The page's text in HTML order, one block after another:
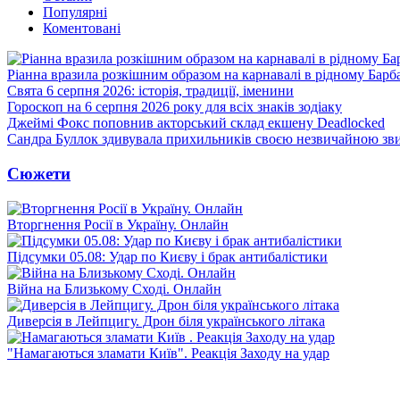
Популярні
Коментовані
Ріанна вразила розкішним образом на карнавалі в рідному
Свята 6 серпня 2026: історія, традиції, іменини
Гороскоп на 6 серпня 2026 року для всіх знаків зодіаку
Джеймі Фокс поповнив акторський склад екшену Deadlocked
Сандра Буллок здивувала прихильників своєю незвичайною
Сюжети
Вторгнення Росії в Україну. Онлайн
Підсумки 05.08: Удар по Києву і брак антибалістики
Війна на Близькому Сході. Онлайн
Диверсія в Лейпцигу. Дрон біля українського літака
"Намагаються зламати Київ". Реакція Заходу на удар